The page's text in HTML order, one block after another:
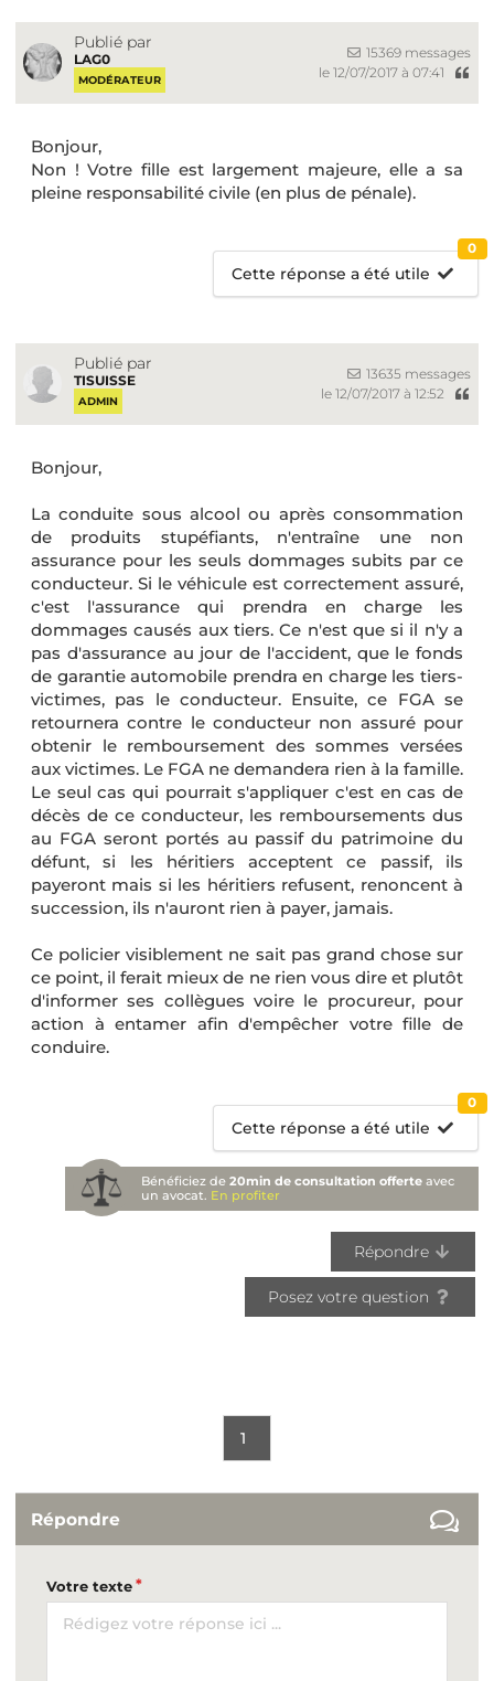
Publié par
LAG0
MODÉRATEUR
15369 messages
le 12/07/2017 à 07:41
Bonjour,
Non ! Votre fille est largement majeure, elle a sa
pleine responsabilité civile (en plus de pénale).
Cette réponse a été utile
0
Publié par
TISUISSE
ADMIN
13635 messages
le 12/07/2017 à 12:52
Bonjour,
La conduite sous alcool ou après consommation
de produits stupéfiants, n'entraîne une non
assurance pour les seuls dommages subits par ce
conducteur. Si le véhicule est correctement assuré,
c'est l'assurance qui prendra en charge les
dommages causés aux tiers. Ce n'est que si il n'y a
pas d'assurance au jour de l'accident, que le fonds
de garantie automobile prendra en charge les tiers-
victimes, pas le conducteur. Ensuite, ce FGA se
retournera contre le conducteur non assuré pour
obtenir le remboursement des sommes versées
aux victimes. Le FGA ne demandera rien à la famille.
Le seul cas qui pourrait s'appliquer c'est en cas de
décès de ce conducteur, les remboursements dus
au FGA seront portés au passif du patrimoine du
défunt, si les héritiers acceptent ce passif, ils
payeront mais si les héritiers refusent, renoncent à
succession, ils n'auront rien à payer, jamais.
Ce policier visiblement ne sait pas grand chose sur
ce point, il ferait mieux de ne rien vous dire et plutôt
d'informer ses collègues voire le procureur, pour
action à entamer afin d'empêcher votre fille de
conduire.
Cette réponse a été utile
0
Bénéficiez de20min de consultation offerte avec
un avocat. En profiter
Répondre
Posez votre question
1
Répondre
Votre texte